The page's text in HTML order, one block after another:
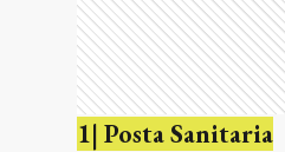
1| Posta Sanitaria